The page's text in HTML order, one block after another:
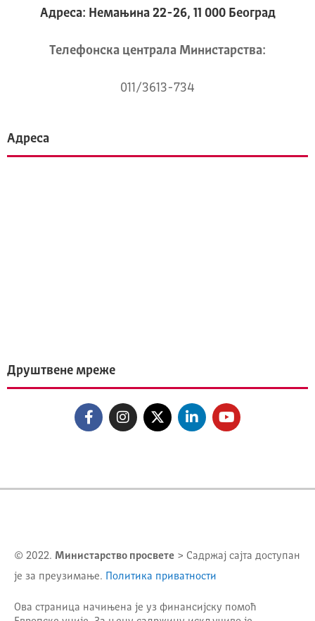
Адреса: Немањина 22-26, 11 000 Београд
Телeфонска централа Mинистарства:
011/3613-734
Адреса
Друштвене мреже
© 2022. Министарство просвете > Садржај сајта доступан
је за преузимање. Политика приватности
Ова страница начињена је уз финансијску помоћ